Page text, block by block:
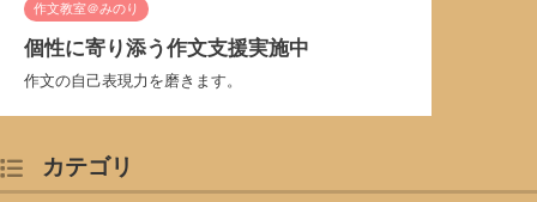
作文教室＠みのり
個性に寄り添う作文支援実施中
作文の自己表現力を磨きます。
カテゴリ